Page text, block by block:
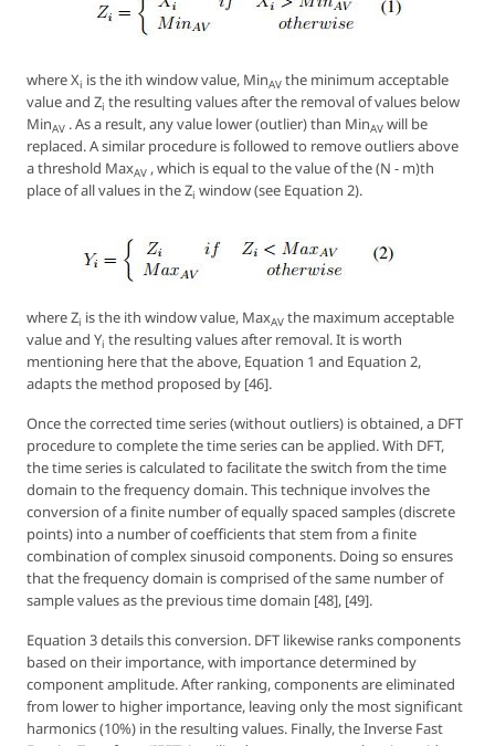
where Xi is the ith window value, MinAV the minimum acceptable
value and Zi the resulting values after the removal of values below
MinAV . As a result, any value lower (outlier) than MinAV will be
replaced. A similar procedure is followed to remove outliers above
a threshold MaxAV , which is equal to the value of the (N - m)th
place of all values in the Zi window (see Equation 2).
where Zi is the ith window value, MaxAV the maximum acceptable
value and Yi the resulting values after removal. It is worth
mentioning here that the above, Equation 1 and Equation 2,
adapts the method proposed by [46].
Once the corrected time series (without outliers) is obtained, a DFT
procedure to complete the time series can be applied. With DFT,
the time series is calculated to facilitate the switch from the time
domain to the frequency domain. This technique involves the
conversion of a finite number of equally spaced samples (discrete
points) into a number of coefficients that stem from a finite
combination of complex sinusoid components. Doing so ensures
that the frequency domain is comprised of the same number of
sample values as the previous time domain [48], [49].
Equation 3 details this conversion. DFT likewise ranks components
based on their importance, with importance determined by
component amplitude. After ranking, components are eliminated
from lower to higher importance, leaving only the most significant
harmonics (10%) in the resulting values. Finally, the Inverse Fast